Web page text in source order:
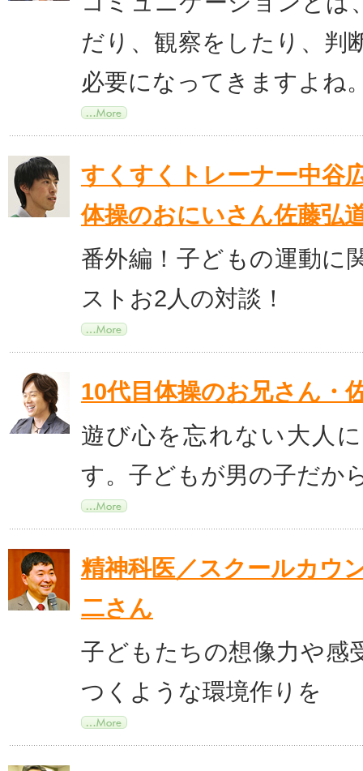
だり、観察をしたり、判
必要になってきますよね
すくすくトレーナー中谷
体操のおにいさん佐藤弘
番外編！子どもの運動に
ストお2人の対談！
10代目体操のお兄さん・
遊び心を忘れない大人
す。子どもが男の子だか
精神科医／スクールカウ
二さん
子どもたちの想像力や感
つくような環境作りを